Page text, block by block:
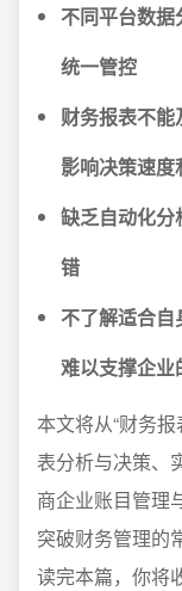
不同平台数
统一管控
财务报表不能
影响决策速度
缺乏自动化分
错
不了解适合自
难以支撑企业
本文将从“财务
表分析与决策、
商企业账目管理
突破财务管理的
读完本篇，你将